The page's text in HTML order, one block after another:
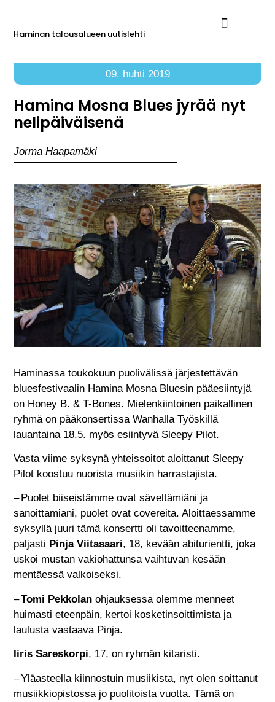
Haminan talousalueen uutislehti
09. huhti 2019
Hamina Mosna Blues jyrää nyt
nelipäiväisenä
Jorma Haapamäki
Haminassa toukokuun puolivälissä järjestettävän
bluesfestivaalin Hamina Mosna Bluesin pääesiintyjä
on Honey B. & T-Bones. Mielenkiintoinen paikallinen
ryhmä on pääkonsertissa Wanhalla Työskillä
lauantaina 18.5. myös esiintyvä Sleepy Pilot.
Vasta viime syksynä yhteissoitot aloittanut Sleepy
Pilot koostuu nuorista musiikin harrastajista.
– Puolet biiseistämme ovat säveltämiäni ja
sanoittamiani, puolet ovat covereita. Aloittaessamme
syksyllä juuri tämä konsertti oli tavoitteenamme,
paljasti Pinja Viitasaari, 18, kevään abiturientti, joka
uskoi mustan vakiohattunsa vaihtuvan kesään
mentäessä valkoiseksi.
–Tomi Pekkolan ohjauksessa olemme menneet
huimasti eteenpäin, kertoi kosketinsoittimista ja
laulusta vastaava Pinja.
Iiris Sareskorpi, 17, on ryhmän kitaristi.
– Yläasteella kiinnostuin musiikista, nyt olen soittanut
musiikkiopistossa jo puolitoista vuotta. Tämä on